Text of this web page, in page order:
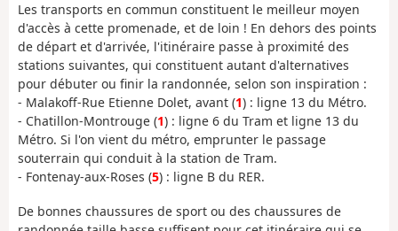
Les transports en commun constituent le meilleur moyen
d'accès à cette promenade, et de loin ! En dehors des points
de départ et d'arrivée, l'itinéraire passe à proximité des
stations suivantes, qui constituent autant d'alternatives
pour débuter ou finir la randonnée, selon son inspiration :
- Malakoff-Rue Etienne Dolet, avant (1) : ligne 13 du Métro.
- Chatillon-Montrouge (1) : ligne 6 du Tram et ligne 13 du
Métro. Si l'on vient du métro, emprunter le passage
souterrain qui conduit à la station de Tram.
- Fontenay-aux-Roses (5) : ligne B du RER.
De bonnes chaussures de sport ou des chaussures de